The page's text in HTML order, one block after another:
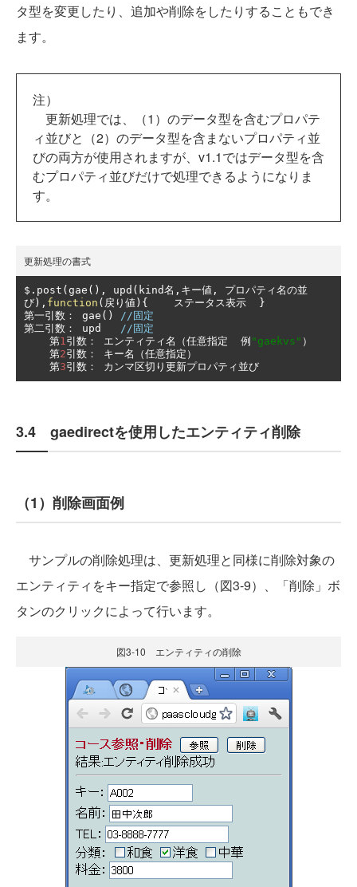
タ型を変更したり、追加や削除をしたりすることもでき
ます。
注）
更新処理では、（1）のデータ型を含むプロパテ
ィ並びと（2）のデータ型を含まないプロパティ並
びの両方が使用されますが、v1.1ではデータ型を含
むプロパティ並びだけで処理できるようになりま
す。
更新処理の書式
$ . post (gae (), upd ( kind名,キー値,
プロパティ名の並
び), function (戻り値){ ステータス表示
}
第一引数：
gae ()
//固定
第二引数：
upd
//固定
第1 引数： エンティティ名（任意指定 例 "gaekvs" ）
第2引数：
キー名（任意指定）
第3引数： カンマ区切り更新プロパティ並び
3.4 gaedirectを使用したエンティティ削除
（1）削除画面例
サンプルの削除処理は、更新処理と同様に削除対象の
エンティティをキー指定で参照し（図3-9）、「削除」ボ
タンのクリックによって行います。
図3-10 エンティティの削除